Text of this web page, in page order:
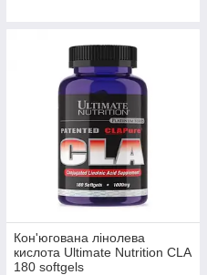
Кон'югована лінолева
кислота Ultimate Nutrition CLA
180 softgels